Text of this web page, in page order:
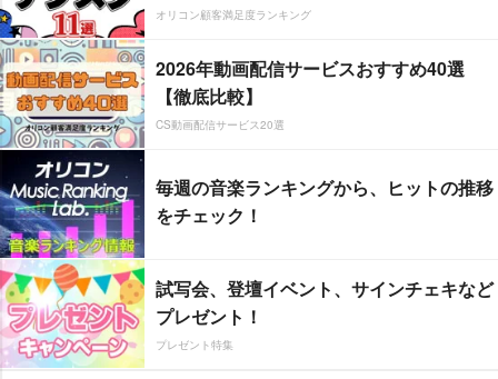
オリコン顧客満足度ランキング
2026年動画配信サービスおすすめ40選
【徹底比較】
CS動画配信サービス20選
毎週の音楽ランキングから、ヒットの推移
をチェック！
試写会、登壇イベント、サインチェキなど
プレゼント！
プレゼント特集